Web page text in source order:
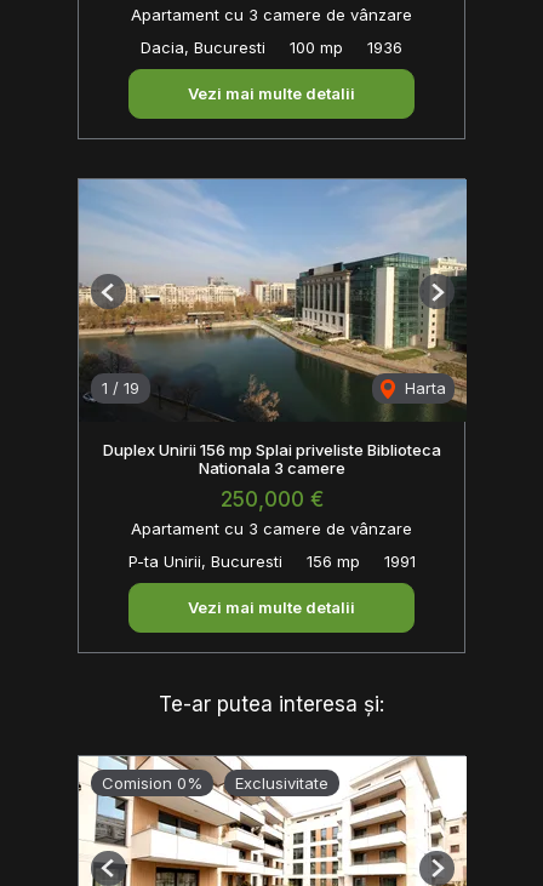
Apartament cu 3 camere de vânzare
Dacia, Bucuresti
100 mp 1936
Vezi mai multe detalii
1 / 19 Harta
Previous Next
Duplex Unirii 156 mp Splai priveliste Biblioteca
Nationala 3 camere
250,000 €
Apartament cu 3 camere de vânzare
P-ta Unirii, Bucuresti
156 mp 1991
Vezi mai multe detalii
Te-ar putea interesa și:
Comision 0% Exclusivitate
Previous Next